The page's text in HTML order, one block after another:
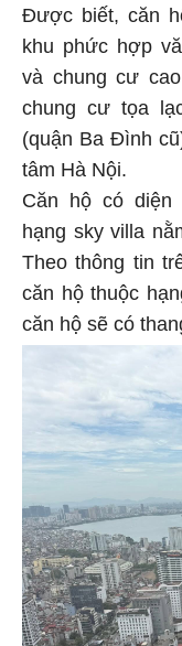
Được biết, căn
khu phức hợp
và chung cư
chung cư tọa
(quận Ba Đình
tâm Hà Nội.
Căn hộ có diện
hạng sky villa
Theo thông tin
căn hộ thuộc
căn hộ sẽ có